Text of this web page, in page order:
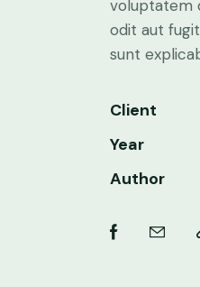
voluptatem
odit aut
sunt
Client
Year
Author